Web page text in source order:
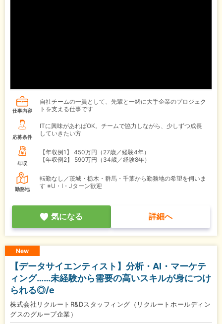
仕事内容
自社チームの一員として、先輩と一緒に大手企業のプロジェク
トを支える仕事です
応募条件
ITに興味があればOK。チームで協力しながら、少しずつ成長
していきたい方
年収
【年収例1】
450万円（27歳／経験4年）
【年収例2】
590万円（34歳／経験8年）
勤務地
転勤なし／茨城・栃木・群馬・千葉から勤務地の希望を伺いま
す ※U・I・Jターン歓迎
気になる 詳細へ
New
【データサイエンティスト】分析・AI・マーケテ
ィング……未経験から需要の高いスキルが身につけ
られる◎/e
株式会社リクルートR&Dスタッフィング（リクルートホールディン
グスのグループ企業）